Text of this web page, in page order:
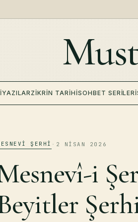
YAZILARZIKRIN TARIHISOHBET SERILERI
ŞERHI · 2 NISAN 2026
i